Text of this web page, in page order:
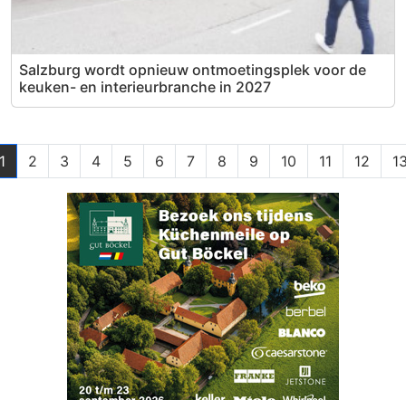
Salzburg wordt opnieuw ontmoetingsplek voor de
keuken- en interieurbranche in 2027
2 3 4 5 6 7 8 9 10 11 12